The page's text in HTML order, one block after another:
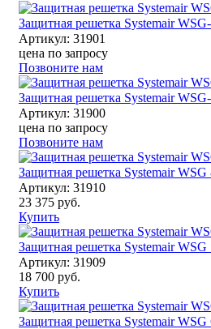
Защитная решетка Systemair
Артикул: 31901
цена по запросу
Позвоните нам
Защитная решетка Systemair
Артикул: 31900
цена по запросу
Позвоните нам
Защитная решетка Systemair WSG
Артикул: 31910
23 375 руб.
Купить
Защитная решетка Systemair WSG
Артикул: 31909
18 700 руб.
Купить
Защитная решетка Systemair WSG